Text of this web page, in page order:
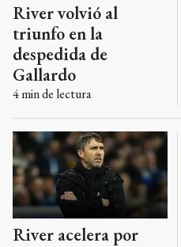
River volvió al
triunfo en la
despedida de
Gallardo
4min de lectura
River acelera por